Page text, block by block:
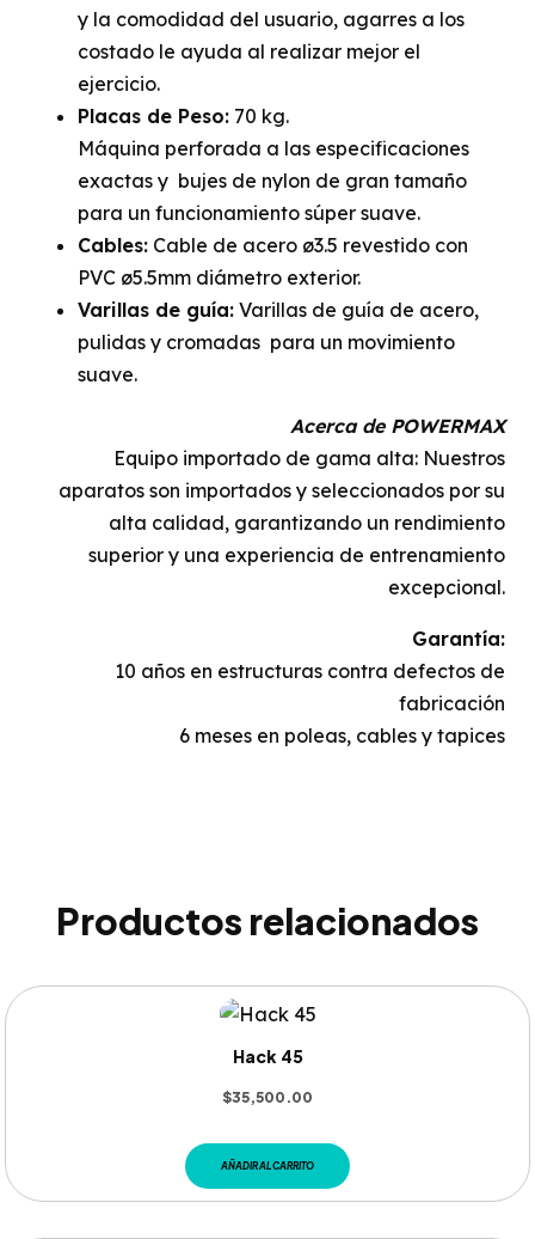
y la comodidad del usuario, agarres a los
costado le ayuda al realizar mejor el
ejercicio.
Placas de Peso: 70 kg.
Máquina perforada a las especificaciones
exactas y bujes de nylon de gran tamaño
para un funcionamiento súper suave.
Cables: Cable de acero ø3.5 revestido con
PVC ø5.5mm diámetro exterior.
Varillas de guía: Varillas de guía de acero,
pulidas y cromadas para un movimiento
suave.
Acerca de POWERMAX
Equipo importado de gama alta: Nuestros
aparatos son importados y seleccionados por su
alta calidad, garantizando un rendimiento
superior y una experiencia de entrenamiento
excepcional.
Garantía:
10 años en estructuras contra defectos de
fabricación
6 meses en poleas, cables y tapices
Productos relacionados
Hack 45
$35,500.00
AÑADIR AL CARRITO